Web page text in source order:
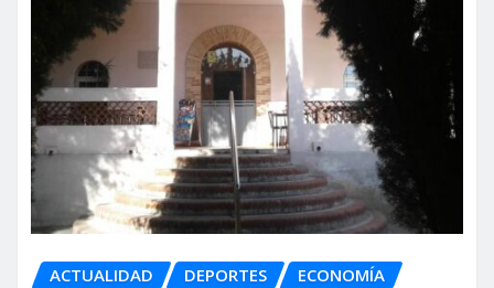
ACTUALIDAD DEPORTES ECONOMÍA